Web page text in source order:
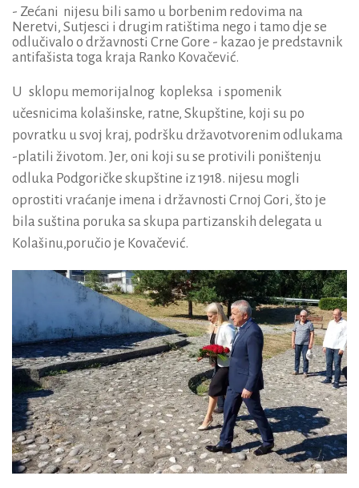
- Zećani nijesu bili samo u borbenim redovima na
Neretvi, Sutjesci i drugim ratištima nego i tamo dje se
odlučivalo o državnosti Crne Gore - kazao je predstavnik
antifašista toga kraja Ranko Kovačević.
U sklopu memorijalnog kopleksa i spomenik
učesnicima kolašinske, ratne, Skupštine, koji su po
povratku u svoj kraj, podršku državotvorenim odlukama
-platili životom. Jer, oni koji su se protivili poništenju
odluka Podgoričke skupštine iz 1918. nijesu mogli
oprostiti vraćanje imena i državnosti Crnoj Gori, što je
bila suština poruka sa skupa partizanskih delegata u
Kolašinu,poručio je Kovačević.